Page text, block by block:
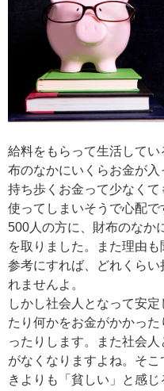
給料をもらって生活して
布のなかにいくらお金が
持ち歩くお金って少なく
使ってしまいそうで心配
500人の方に、財布のなか
を取りました。また理由
参考にすれば、どれくら
れませんよ。
しかし社会人となって安
たり何かをお金がかかっ
ったりします。また社会
がなくなりますよね。そ
きよりも「貧しい」と感